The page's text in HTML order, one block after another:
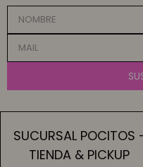
SUCURSAL POCITOS
TIENDA & PICKUP